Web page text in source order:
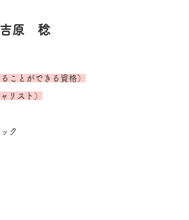
吉原　稔
ことができる資格）
リスト）
ク